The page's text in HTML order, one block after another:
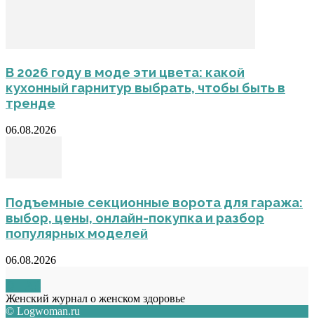
В 2026 году в моде эти цвета: какой
кухонный гарнитур выбрать, чтобы быть в
тренде
06.08.2026
Подъемные секционные ворота для гаража:
выбор, цены, онлайн-покупка и разбор
популярных моделей
06.08.2026
Женский журнал о женском здоровье
© Logwoman.ru